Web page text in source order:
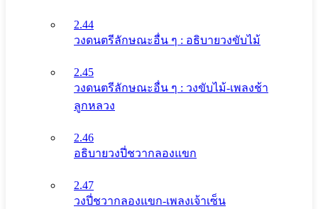
2.44
วงดนตรีลักษณะอื่น ๆ : อธิบายวงขับไม้
2.45
วงดนตรีลักษณะอื่น ๆ : วงขับไม้-เพลงช้า
ลูกหลวง
2.46
อธิบายวงปี่ชวากลองแขก
2.47
วงปี่ชวากลองแขก-เพลงเจ้าเซ็น